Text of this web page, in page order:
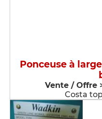
Ponceuse à
Vente / Offre
Costa